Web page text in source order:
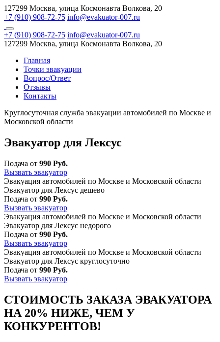
127299 Москва, улица Космонавта Волкова, 20
+7 (910) 908-72-75 info@evakuator-007.ru
+7 (910) 908-72-75 info@evakuator-007.ru
127299 Москва, улица Космонавта Волкова, 20
Главная
Точки эвакуации
Вопрос/Ответ
Отзывы
Контакты
Круглосуточная служба эвакуации автомобилей по Москве и
Московской области
Эвакуатор для Лексус
Подача от 990 Руб.
Вызвать эвакуатор
Эвакуация автомобилей по Москве и Московской области
Эвакуатор для Лексус дешево
Подача от 990 Руб.
Вызвать эвакуатор
Эвакуация автомобилей по Москве и Московской области
Эвакуатор для Лексус недорого
Подача от 990 Руб.
Вызвать эвакуатор
Эвакуация автомобилей по Москве и Московской области
Эвакуатор для Лексус круглосуточно
Подача от 990 Руб.
Вызвать эвакуатор
СТОИМОСТЬ ЗАКАЗА ЭВАКУАТОРА
НА 20% НИЖЕ, ЧЕМ У
КОНКУРЕНТОВ!